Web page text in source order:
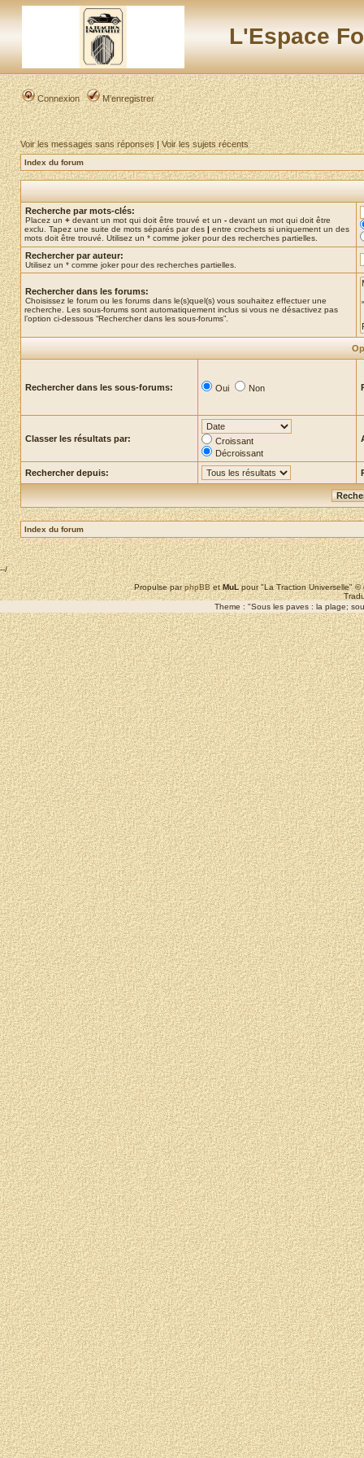
L'Espace
Connexion M’enregistrer
Voir les messages sans réponses|Voir les sujets récents
Index du forum
Recherche par mots-clés:
Placez un + devant un mot qui doit être trouvé et un - devant un mot qui doit être
exclu. Tapez une suite de mots séparés par des | entre crochets si uniquement un des
mots doit être trouvé. Utilisez un * comme joker pour des recherches partielles.
Rechercher par auteur:
Utilisez un * comme joker pour des recherches partielles.
Rechercher dans les forums:
Choisissez le forum ou les forums dans le(s)quel(s) vous souhaitez effectuer une
recherche. Les sous-forums sont automatiquement inclus si vous ne désactivez pas
l’option ci-dessous “Rechercher dans les sous-forums”.
Rechercher dans les sous-forums: Oui Non
Classer les résultats par:
Croissant
Décroissant
Rechercher depuis:
Index du forum
--/
Propulse parphpBBetMuLpour "La Traction Universelle"
Theme : "Sous les paves : la plage;